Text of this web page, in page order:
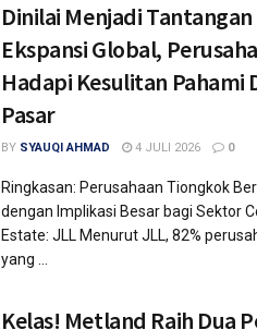
Dinilai Menjadi
Ekspansi Global,
Hadapi Kesulitan Pahami
Pasar
BY SYAUQI AHMAD 4 JULI 2026 0
Ringkasan: Perusahaan Tiongkok
dengan Implikasi Besar bagi Sektor
Estate: JLL Menurut JLL, 82%
yang ...
Kelas! Metland Raih Dua